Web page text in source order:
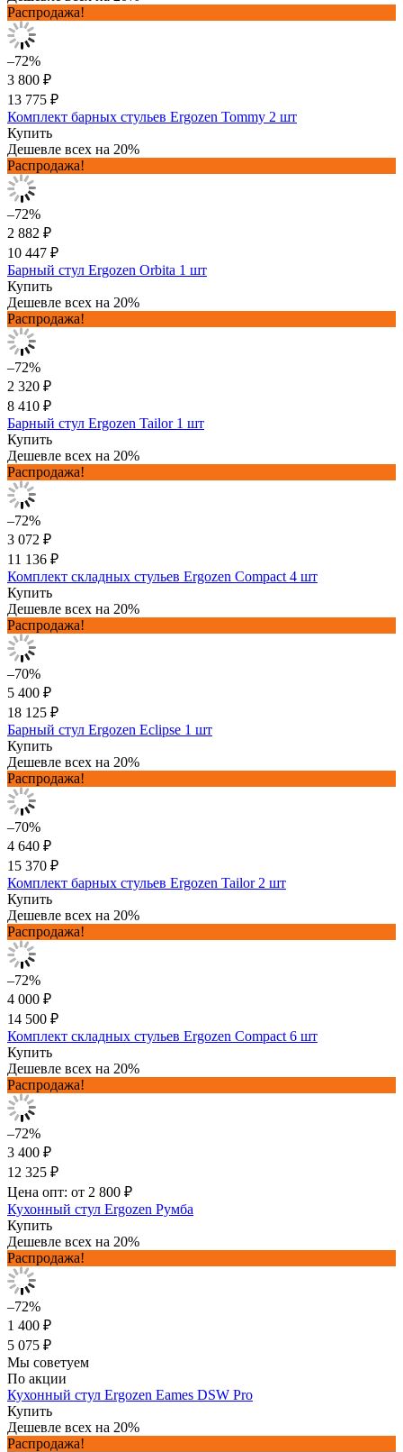
Распродажа!
–72%
3 800 ₽
13 775 ₽
Комплект барных стульев Ergozen Tommy 2 шт
Купить
Дешевле всех на 20%
Распродажа!
–72%
2 882 ₽
10 447 ₽
Барный стул Ergozen Orbita 1 шт
Купить
Дешевле всех на 20%
Распродажа!
–72%
2 320 ₽
8 410 ₽
Барный стул Ergozen Tailor 1 шт
Купить
Дешевле всех на 20%
Распродажа!
–72%
3 072 ₽
11 136 ₽
Комплект складных стульев Ergozen Compact 4 шт
Купить
Дешевле всех на 20%
Распродажа!
–70%
5 400 ₽
18 125 ₽
Барный стул Ergozen Eclipse 1 шт
Купить
Дешевле всех на 20%
Распродажа!
–70%
4 640 ₽
15 370 ₽
Комплект барных стульев Ergozen Tailor 2 шт
Купить
Дешевле всех на 20%
Распродажа!
–72%
4 000 ₽
14 500 ₽
Комплект складных стульев Ergozen Compact 6 шт
Купить
Дешевле всех на 20%
Распродажа!
–72%
3 400 ₽
12 325 ₽
Цена опт: от 2 800 ₽
Кухонный стул Ergozen Румба
Купить
Дешевле всех на 20%
Распродажа!
–72%
1 400 ₽
5 075 ₽
Мы советуем
По акции
Кухонный стул Ergozen Eames DSW Pro
Купить
Дешевле всех на 20%
Распродажа!